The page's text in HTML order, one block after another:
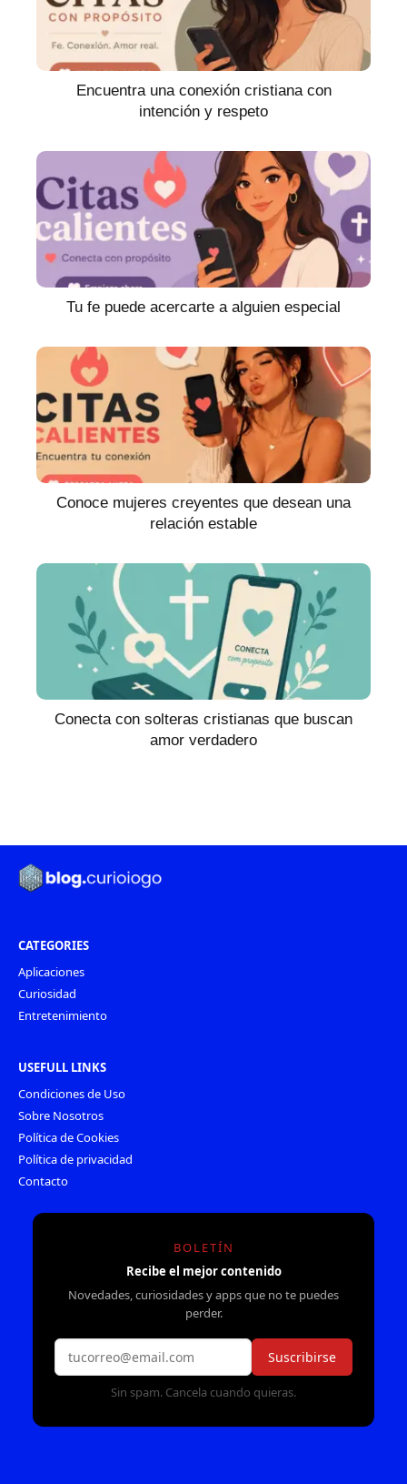
Encuentra una conexión cristiana con
intención y respeto
Tu fe puede acercarte a alguien especial
Conoce mujeres creyentes que desean una
relación estable
Conecta con solteras cristianas que buscan
amor verdadero
CATEGORIES
Aplicaciones
Curiosidad
Entretenimiento
USEFULL LINKS
Condiciones de Uso
Sobre Nosotros
Política de Cookies
Política de privacidad
Contacto
BOLETÍN
Recibe el mejor contenido
Novedades, curiosidades y apps que no te puedes
perder.
Suscribirse
Sin spam. Cancela cuando quieras.